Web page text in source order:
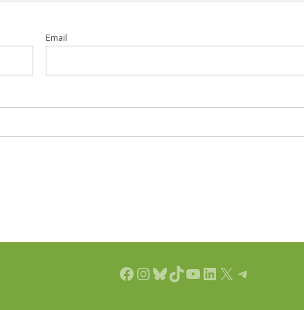
Email
Facebook
Instagram
Bluesky
TikTok
YouTube
LinkedIn
X Telegram